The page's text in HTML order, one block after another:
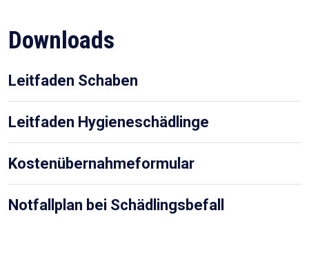
Downloads
Leitfaden Schaben
Leitfaden Hygieneschädlinge
Kostenübernahmeformular
Notfallplan bei Schädlingsbefall